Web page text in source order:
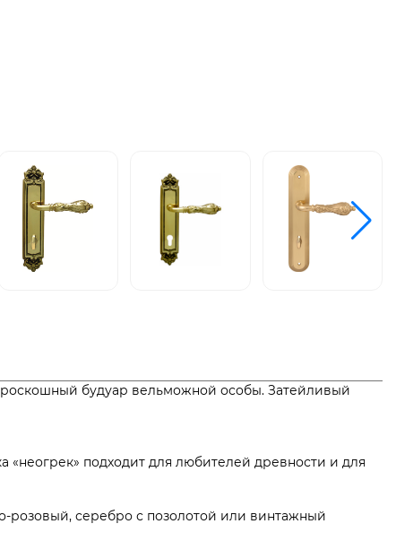
будуар вельможной особы. Затейливый
«неогрек» подходит для любителей древности и для
розовый, серебро с позолотой или винтажный